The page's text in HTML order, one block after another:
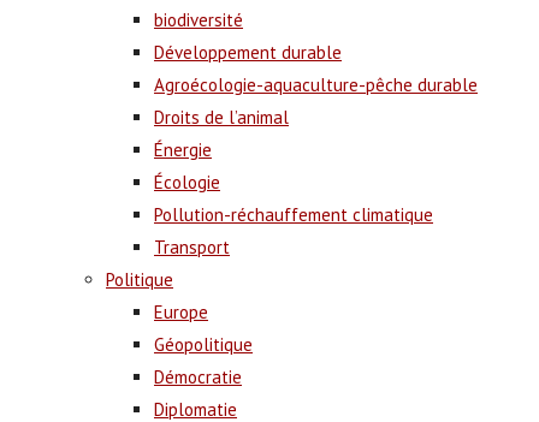
biodiversité
Développement durable
Agroécologie-aquaculture-pêche durable
Droits de l’animal
Énergie
Écologie
Pollution-réchauffement climatique
Transport
Politique
Europe
Géopolitique
Démocratie
Diplomatie